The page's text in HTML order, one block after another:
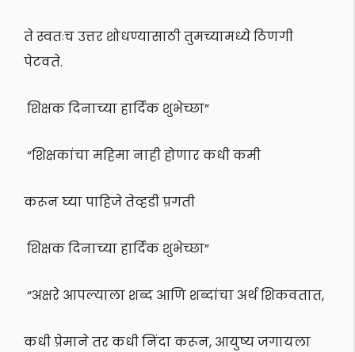
ते स्वतःच उत्तर शोधण्यासाठी तुमच्यामध्ये ठिणगी
पेटवते.
शिक्षक दिनाच्या हार्दिक शुभेच्छा”
“शिक्षकांचा महिमा नाही होणार कधी कमी
करून घ्या पाहिजे तेव्हडी प्रगती
शिक्षक दिनाच्या हार्दिक शुभेच्छा”
“अक्षरे आपल्याला शब्द आणि शब्दांचा अर्थ शिकवतात,
कधी प्रेमाने तर कधी निंदा करून, आयुष्य जगायला